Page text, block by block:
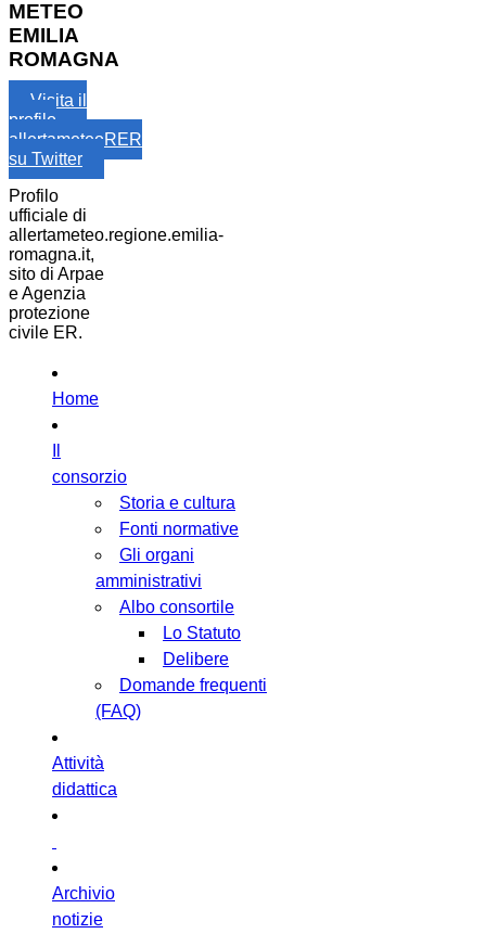
METEO
EMILIA
ROMAGNA
Visita il
profilo
allertameteoRER
su Twitter
Profilo
ufficiale di
allertameteo.regione.emilia-
romagna.it,
sito di Arpae
e Agenzia
protezione
civile ER.
Home
consorzio
Storia e cultura
Fonti normative
Gli organi
amministrativi
Albo consortile
Lo Statuto
Delibere
Domande frequenti
(FAQ)
Attività
didattica
Archivio
notizie